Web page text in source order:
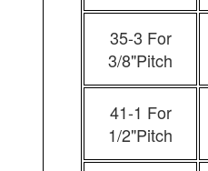
35-3 For
3/8"Pitch
41-1 For
1/2"Pitch